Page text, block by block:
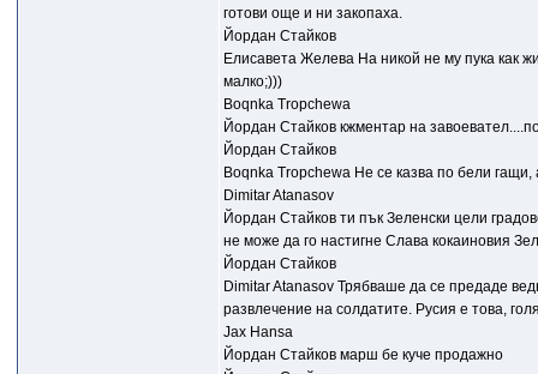
готови още и ни закопаха.
Йордан Стайков
Елисавета Желева На никой не му пука как
малко;)))
Boqnka Tropchewa
Йордан Стайков кжментар на
Йордан Стайков
Boqnka Tropchewa Не се казва по бели
Dimitar Atanasov
Йордан Стайков ти пък Зеленски цели
не може да го настигне Слава кокаиновия
Йордан Стайков
Dimitar Atanasov Трябваше да се предаде
развлечение на солдатите. Русия е това,
Jax Hansa
Йордан Стайков марш бе куче продажно